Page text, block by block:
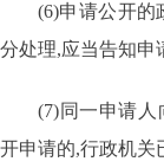
(6)申请公开的
分处理,应当告知申
(7)同一申请
开申请的,行政机关